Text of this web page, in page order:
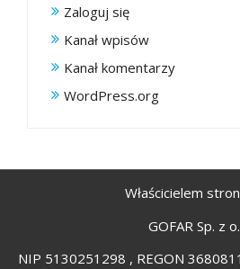
Zaloguj się
Kanał wpisów
Kanał komentarzy
WordPress.org
Właścicielem
GOFAR Sp. z
NIP 5130251298 , REGON